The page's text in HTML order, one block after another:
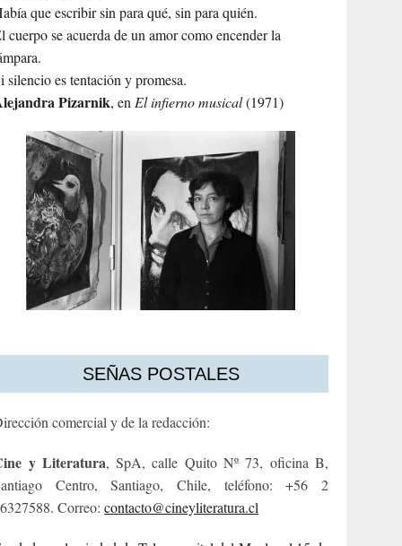
que escribir sin para qué, sin para quién.
cuerpo se acuerda de un amor como encender la
silencio es tentación y promesa.
Pizarnik, enEl infierno musical(1971)
SEÑAS POSTALES
comercial y de la redacción:
y Literatura, SpA, calle Quito Nº 73, oficina B,
Centro, Santiago, Chile, teléfono: +56 2
Correo:contacto@cineyliteratura.cl